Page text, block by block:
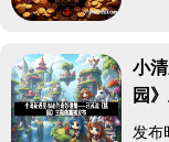
小
园
发布